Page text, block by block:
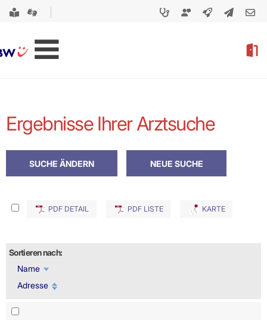
Ergebnisse Ihrer Arztsuche
PDF DETAIL PDF LISTE KARTE
Sortieren nach:
Name
Adresse